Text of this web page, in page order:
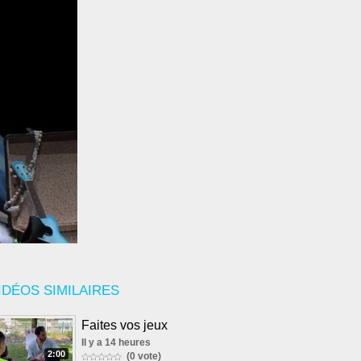
SIMILAIRES
2:00
Faites vos jeux
Il y a 14 heures
(0 vote)